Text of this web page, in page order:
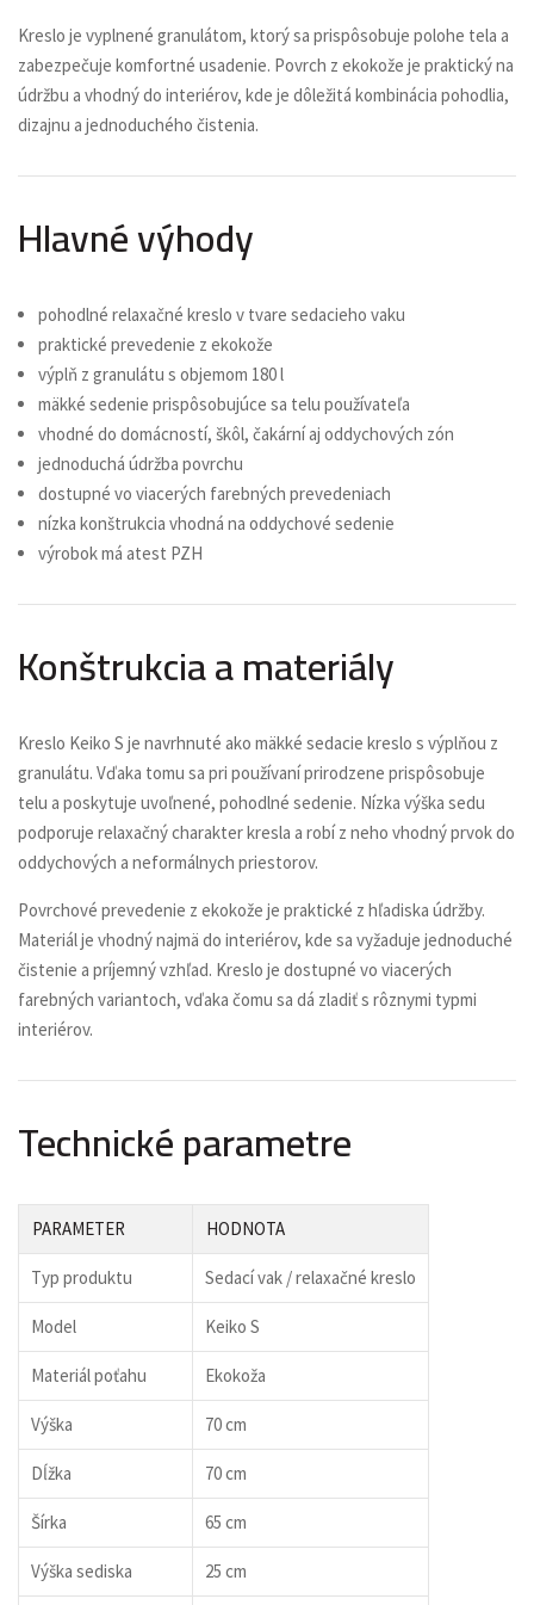
Kreslo je vyplnené granulátom, ktorý sa prispôsobuje polohe tela a
zabezpečuje komfortné usadenie. Povrch z ekokože je praktický na
údržbu a vhodný do interiérov, kde je dôležitá kombinácia pohodlia,
dizajnu a jednoduchého čistenia.
Hlavné výhody
pohodlné relaxačné kreslo v tvare sedacieho vaku
praktické prevedenie z ekokože
výplň z granulátu s objemom 180 l
mäkké sedenie prispôsobujúce sa telu používateľa
vhodné do domácností, škôl, čakární aj oddychových zón
jednoduchá údržba povrchu
dostupné vo viacerých farebných prevedeniach
nízka konštrukcia vhodná na oddychové sedenie
výrobok má atest PZH
Konštrukcia a materiály
Kreslo Keiko S je navrhnuté ako mäkké sedacie kreslo s výplňou z
granulátu. Vďaka tomu sa pri používaní prirodzene prispôsobuje
telu a poskytuje uvoľnené, pohodlné sedenie. Nízka výška sedu
podporuje relaxačný charakter kresla a robí z neho vhodný prvok do
oddychových a neformálnych priestorov.
Povrchové prevedenie z ekokože je praktické z hľadiska údržby.
Materiál je vhodný najmä do interiérov, kde sa vyžaduje jednoduché
čistenie a príjemný vzhľad. Kreslo je dostupné vo viacerých
farebných variantoch, vďaka čomu sa dá zladiť s rôznymi typmi
interiérov.
Technické parametre
PARAMETER HODNOTA
Typ produktu Sedací vak / relaxačné kreslo
Model Keiko S
Materiál poťahu Ekokoža
Výška 70 cm
Dĺžka 70 cm
Šírka 65 cm
Výška sediska 25 cm